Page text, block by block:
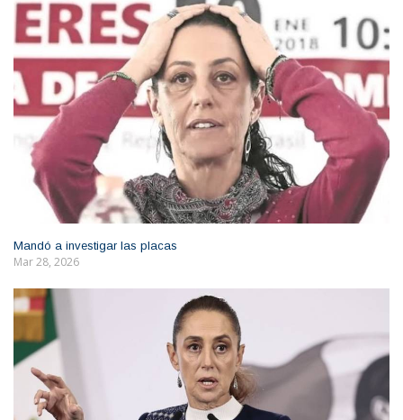
Mandó a investigar las placas
Mar 28, 2026